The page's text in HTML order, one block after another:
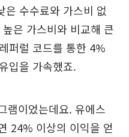
수수료와 가스비 없
은 가스비와 비교해 큰
퍼럴 코드를 통한 4%
입을 가속했죠.
램이었는데요. 유에스
24% 이상의 이익을 얻